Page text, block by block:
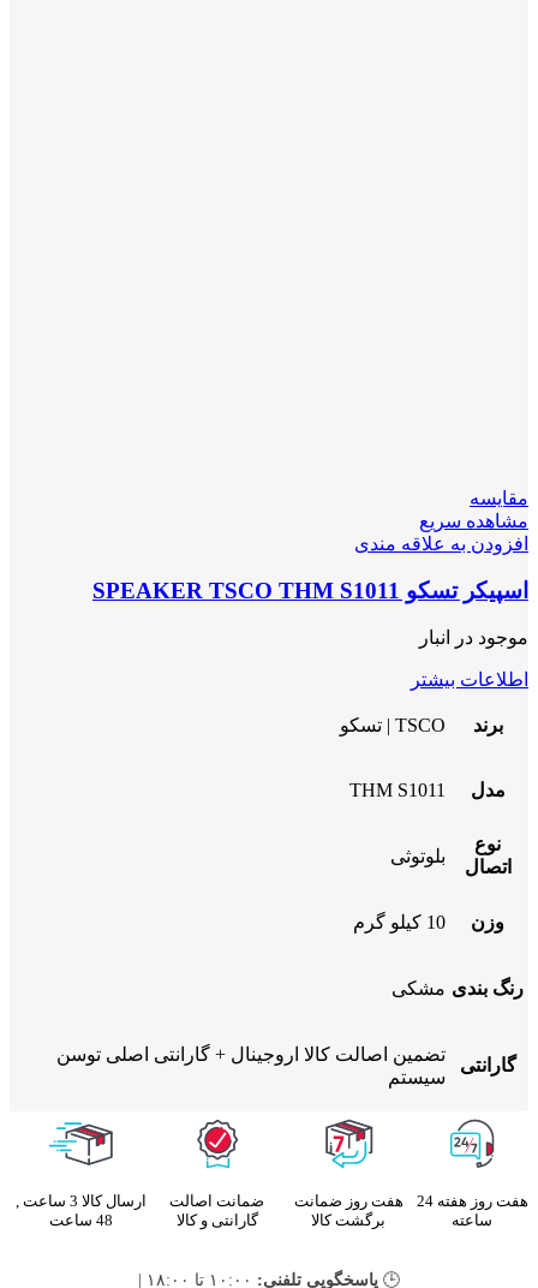
مقایسه
مشاهده سریع
افزودن به علاقه مندی
اسپیکر تسکو SPEAKER TSCO THM S1011
موجود در انبار
اطلاعات بیشتر
برند TSCO | تسکو
مدل THM S1011
نوع
اتصال
بلوتوثی
وزن 10 کیلو گرم
رنگ بندی مشکی
گارانتی
تضمین اصالت کالا اروجینال + گارانتی اصلی توسن
سیستم
هفت روز هفته 24
ساعته
هفت روز ضمانت
برگشت کالا
ضمانت اصالت
گارانتی و کالا
ارسال کالا 3 ساعت ,
48 ساعت
🕒 پاسخگویی تلفنی: